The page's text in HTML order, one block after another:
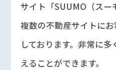
サイト「SUUMO（スー
複数の不動産サイトに
しております。非常に
えることができます。